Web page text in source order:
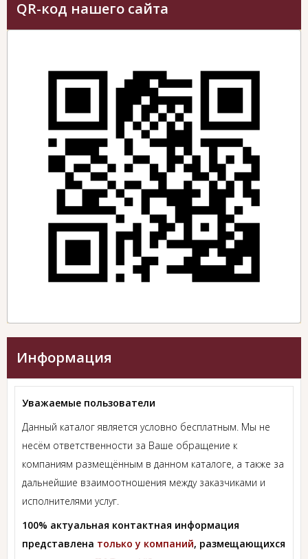
QR-код нашего сайта
Информация
Уважаемые пользователи
Данный каталог является условно бесплатным. Мы не
несём ответственности за Ваше обращение к
компаниям размещённым в данном каталоге, а также за
дальнейшие взаимоотношения между заказчиками и
исполнителями услуг.
100% актуальная контактная информация
представлена только у компаний, размещающихся